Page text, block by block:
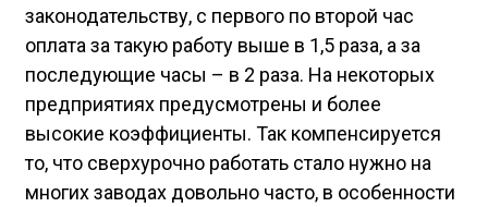
законодательству, с первого по второй час
оплата за такую работу выше в 1,5 раза, а за
последующие часы – в 2 раза. На некоторых
предприятиях предусмотрены и более
высокие коэффициенты. Так компенсируется
то, что сверхурочно работать стало нужно на
многих заводах довольно часто, в особенности